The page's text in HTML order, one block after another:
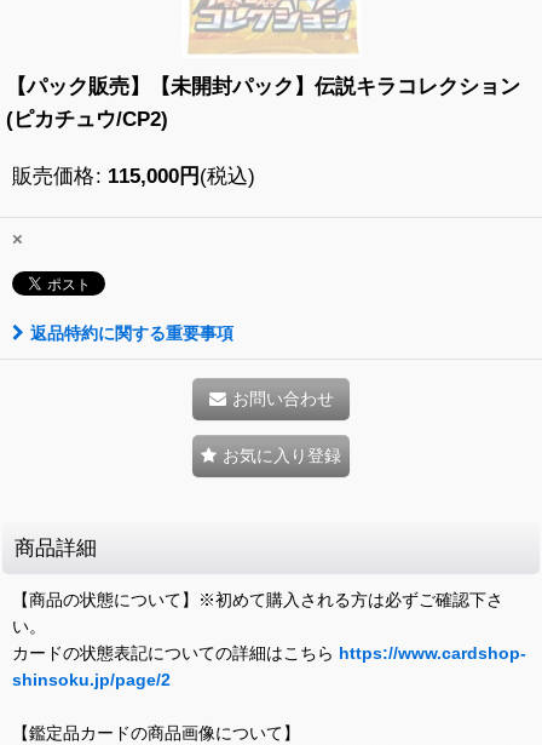
【パック販売】【未開封パック】伝説キラコレクション
(ピカチュウ/CP2)
販売価格: 115,000円 (税込)
×
返品特約に関する重要事項
お問い合わせ
お気に入り登録
商品詳細
【商品の状態について】※初めて購入される方は必ずご確認下さ
い。
カードの状態表記についての詳細はこちら https://www.cardshop-
shinsoku.jp/page/2
【鑑定品カードの商品画像について】